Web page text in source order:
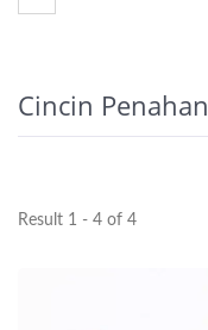
Cincin Penahan
Result 1 - 4 of 4